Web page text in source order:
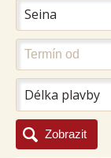
Seina
Délka plavby